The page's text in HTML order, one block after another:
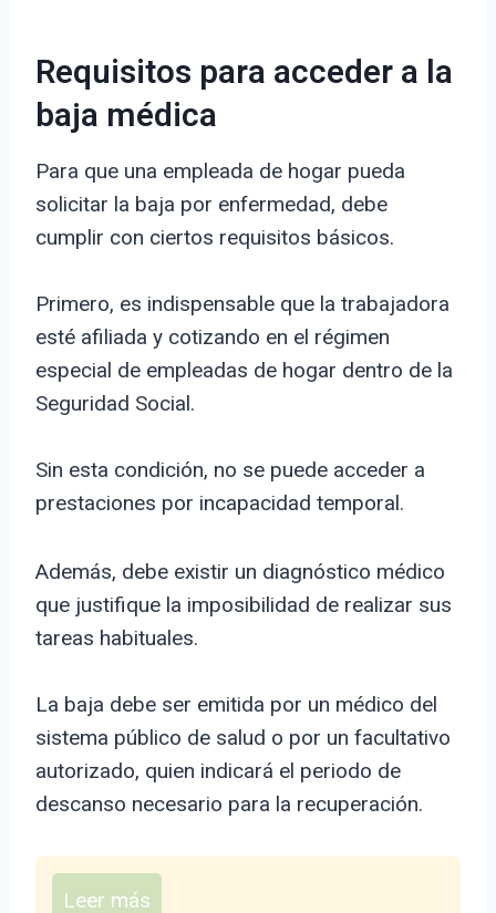
Requisitos para acceder a la
baja médica
Para que una empleada de hogar pueda
solicitar la baja por enfermedad, debe
cumplir con ciertos requisitos básicos.
Primero, es indispensable que la trabajadora
esté afiliada y cotizando en el régimen
especial de empleadas de hogar dentro de la
Seguridad Social.
Sin esta condición, no se puede acceder a
prestaciones por incapacidad temporal.
Además, debe existir un diagnóstico médico
que justifique la imposibilidad de realizar sus
tareas habituales.
La baja debe ser emitida por un médico del
sistema público de salud o por un facultativo
autorizado, quien indicará el periodo de
descanso necesario para la recuperación.
Leer más